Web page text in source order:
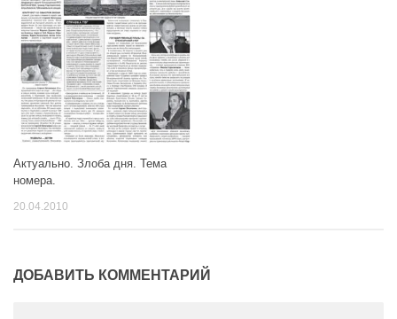
Актуально. Злоба дня. Тема
номера.
20.04.2010
ДОБАВИТЬ КОММЕНТАРИЙ